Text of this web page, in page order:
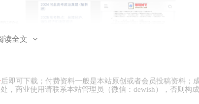
读全文
后即可下载；付费资料一般是本站原创或者会员投稿资料；
，商业使用请联系本站管理员（微信： dewish ），否则构成